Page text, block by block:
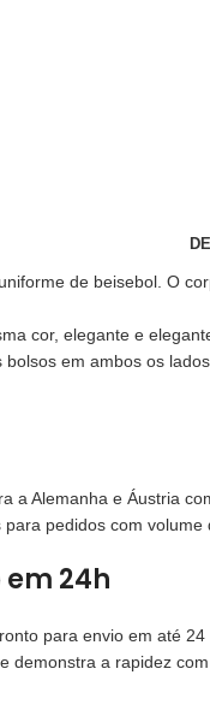
de beisebol. O
cor, elegante e
em ambos os
a Alemanha e Áustria
pedidos com
24h
para envio em até
demonstra a rapidez